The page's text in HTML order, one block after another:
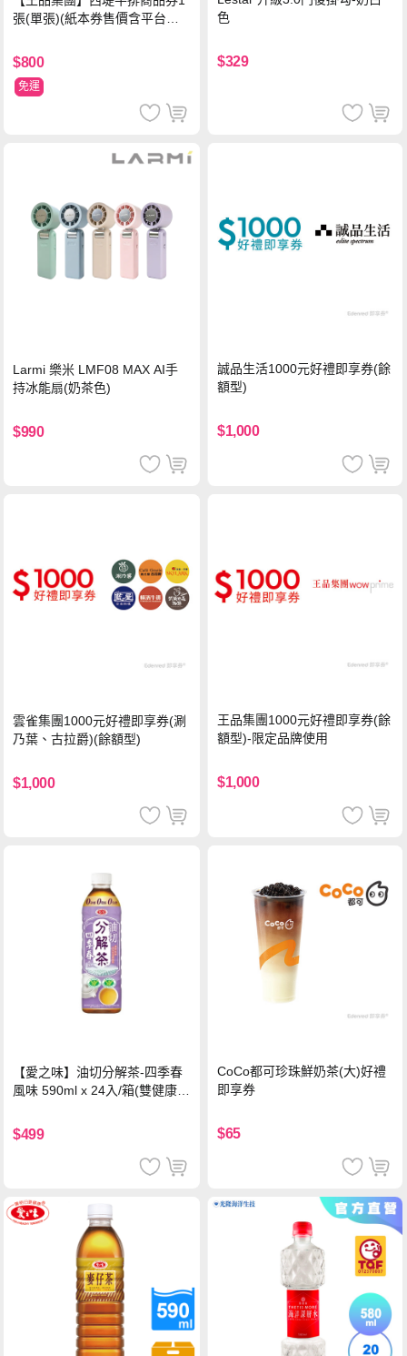
張(單張)(紙本券售價含平台物
$800
免運
色
$329
Larmi 樂米 LMF08 MAX AI手
持冰能扇(奶茶色)
$990
誠品生活1000元好禮即享券(餘
額型)
$1,000
雲雀集團1000元好禮即享券(涮
乃葉、古拉爵)(餘額型)
$1,000
王品集團1000元好禮即享券(餘
額型)-限定品牌使用
$1,000
【愛之味】油切分解茶-四季春
風味 590ml x 24入/箱(雙健康認
$499
CoCo都可珍珠鮮奶茶(大)好禮
即享券
$65